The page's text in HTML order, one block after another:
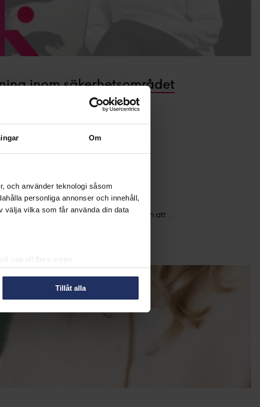
Om
och använder teknologi såsom
personliga annonser och innehåll,
välja vilka som får använda din data
upp till flera meter
i
detaljsektionen. Du kan ändra
klicka på den lilla ikonen längst ner
samla in information om dig för olika
Du kan också välja att välja vilken
Tillåt alla
inom säkerhetsområdet
många verksamheter inför utmaningen att...